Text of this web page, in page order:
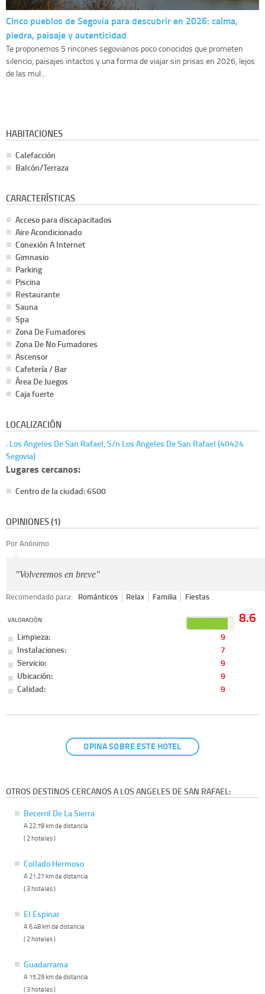
Cinco pueblos de Segovia para descubrir en 2026: calma,
piedra, paisaje y autenticidad
Te proponemos 5 rincones segovianos poco conocidos que prometen
silencio, paisajes intactos y una forma de viajar sin prisas en 2026, lejos
de las mul...
HABITACIONES
Calefacción
Balcón/Terraza
CARACTERÍSTICAS
Acceso para discapacitados
Aire Acondicionado
Conexión A Internet
Gimnasio
Parking
Piscina
Restaurante
Sauna
Spa
Zona De Fumadores
Zona De No Fumadores
Ascensor
Cafetería / Bar
Área De Juegos
Caja fuerte
LOCALIZACIÓN
. Los Angeles De San Rafael, S/n Los Angeles De San Rafael (40424
Segovia)
Lugares cercanos:
Centro de la ciudad: 6500
OPINIONES (1)
Por Anónimo
"Volveremos en breve"
Recomendado para: Románticos Relax Familia Fiestas
VALORACIÓN 8.6
Limpieza:
9
Instalaciones:
7
Servicio:
9
Ubicación:
9
Calidad:
9
OPINA SOBRE ESTE HOTEL
OTROS DESTINOS CERCANOS A LOS ANGELES DE SAN RAFAEL:
Becerril De La Sierra
A 22.78 km de distancia
( 2 hoteles )
Collado Hermoso
A 21.27 km de distancia
( 3 hoteles )
El Espinar
A 6.48 km de distancia
( 2 hoteles )
Guadarrama
A 15.29 km de distancia
( 3 hoteles )